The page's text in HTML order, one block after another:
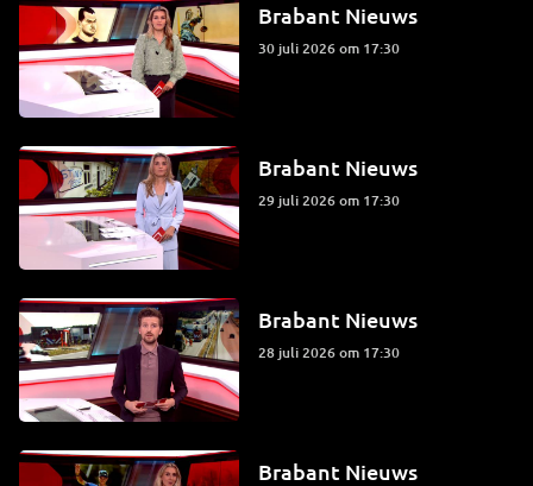
Brabant Nieuws
30 juli 2026 om 17:30
Brabant Nieuws
29 juli 2026 om 17:30
Brabant Nieuws
28 juli 2026 om 17:30
Brabant Nieuws